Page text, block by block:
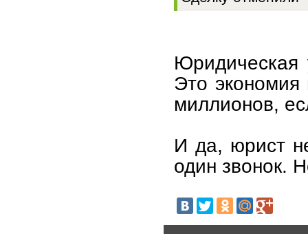
Юридическая
Это
миллионов,
И да, юрист
один звонок.